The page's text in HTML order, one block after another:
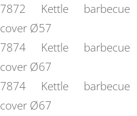
7872 Kettle barbecue
cover Ø57
7874 Kettle barbecue
cover Ø67
7874 Kettle barbecue
cover Ø67